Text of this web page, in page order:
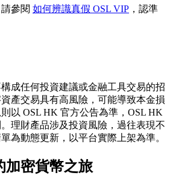
參閱 如何辨識真假 OSL VIP ，認準
成任何投資建議或金融工具交易的招
產交易具有高風險，可能導致本金損
以 OSL HK 官方公告為準，OSL HK
理財產品涉及投資風險，過往表現不
為動態更新，以平台實際上架為準。
加密貨幣之旅